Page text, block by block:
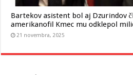
Bartekov asistent bol aj Dzurindov
amerikanofil Kmec mu odklepol
21 novembra, 2025